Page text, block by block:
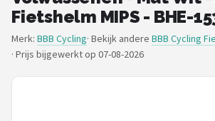
Fietsroutes
Kinderfietsen
Fietshelm MIPS - BHE-
Merk: BBB Cycling· Bekijk andere BBB Cycling
· Prijs bijgewerkt op 07-08-2026